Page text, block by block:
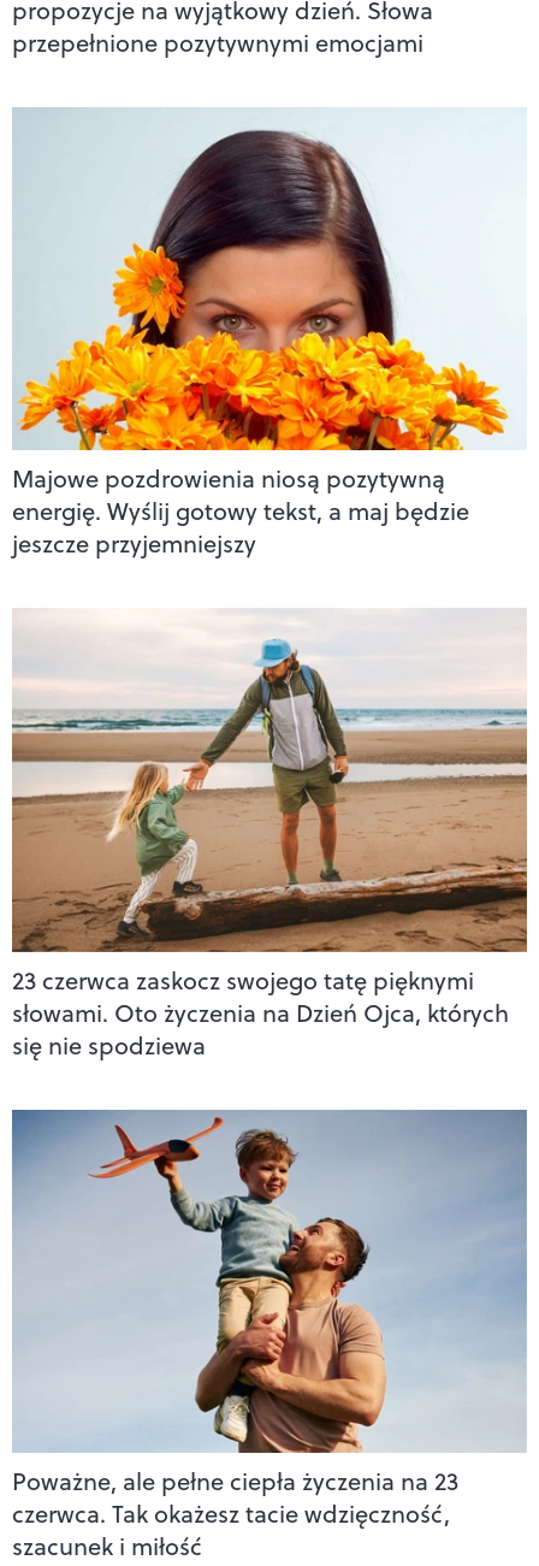
propozycje na wyjątkowy dzień. Słowa
przepełnione pozytywnymi emocjami
Majowe pozdrowienia niosą pozytywną
energię. Wyślij gotowy tekst, a maj będzie
jeszcze przyjemniejszy
23 czerwca zaskocz swojego tatę pięknymi
słowami. Oto życzenia na Dzień Ojca, których
się nie spodziewa
Poważne, ale pełne ciepła życzenia na 23
czerwca. Tak okażesz tacie wdzięczność,
szacunek i miłość